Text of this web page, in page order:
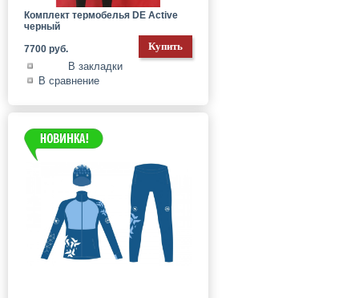
Комплект термобелья DE Active
черный
7700 руб.
В закладки
В сравнение